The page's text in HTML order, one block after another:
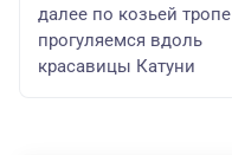
далее по козьей тропе
прогуляемся вдоль
красавицы Катуни